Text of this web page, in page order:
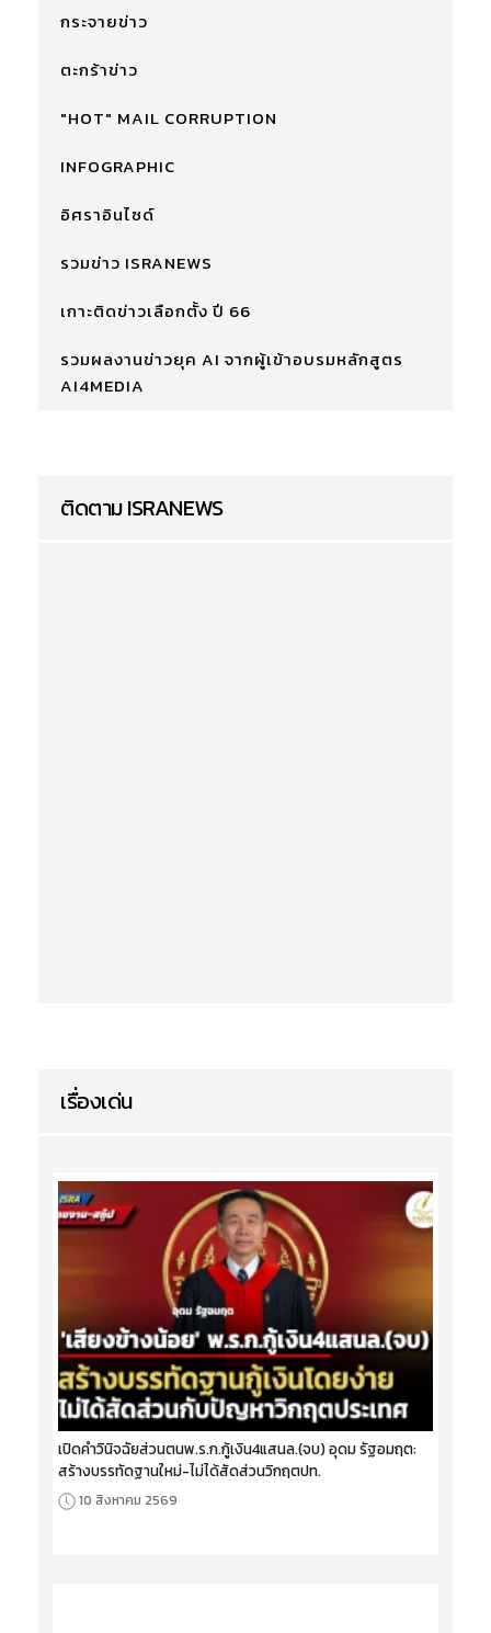
กระจายข่าว
ตะกร้าข่าว
"HOT" MAIL CORRUPTION
INFOGRAPHIC
อิศราอินไซด์
รวมข่าว ISRANEWS
เกาะติดข่าวเลือกตั้ง ปี 66
รวมผลงานข่าวยุค AI จากผู้เข้าอบรมหลักสูตร
AI4MEDIA
ติดตาม ISRANEWS
เรื่องเด่น
เปิดคำวินิจฉัยส่วนตนพ.ร.ก.กู้เงิน4แสนล.(จบ) อุดม รัฐอมฤต:
สร้างบรรทัดฐานใหม่-ไม่ได้สัดส่วนวิกฤตปท.
10 สิงหาคม 2569